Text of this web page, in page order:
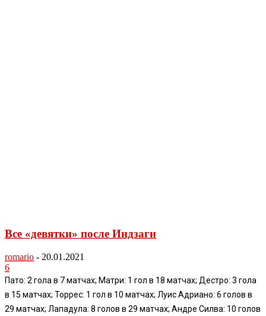
Все «девятки» после Индзаги
romario - 20.01.2021
6
Пато: 2 гола в 7 матчах; Матри: 1 гол в 18 матчах; Дестро: 3 гола
в 15 матчах; Торрес: 1 гол в 10 матчах; Луис Адриано: 6 голов в
29 матчах; Лападула: 8 голов в 29 матчах; Андре Силва: 10 голов